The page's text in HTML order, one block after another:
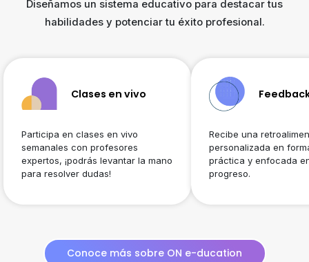
Diseñamos un sistema educativo para destacar tus
habilidades y potenciar tu éxito profesional.
Participa en clases en vivo
semanales con profesores
expertos, ¡podrás levantar la mano
para resolver dudas!
Clases en vivo
Recibe una
personalizada en
práctica y enfocada
progreso.
Conoce más sobre ON e-ducation